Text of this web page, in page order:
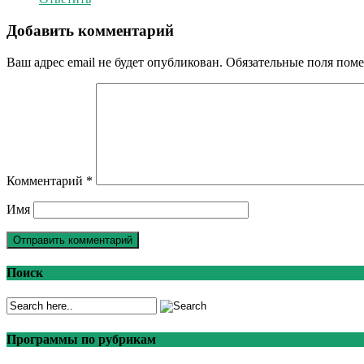
Добавить комментарий
Ваш адрес email не будет опубликован. Обязательные поля
Комментарий *
Имя
Поиск
Программы по рубрикам